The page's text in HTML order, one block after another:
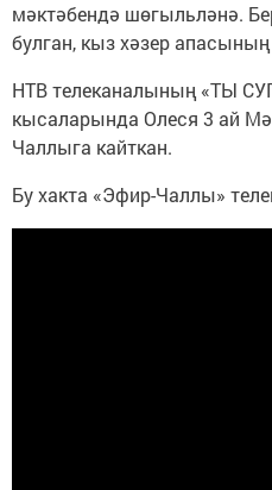
мәктәбендә шөгыльләнә.
булган, кыз хәзер
НТВ телеканалының «ТЫ
кысаларында Олеся 3 ай
Чаллыга кайткан.
Бу хакта «Эфир-Чаллы»